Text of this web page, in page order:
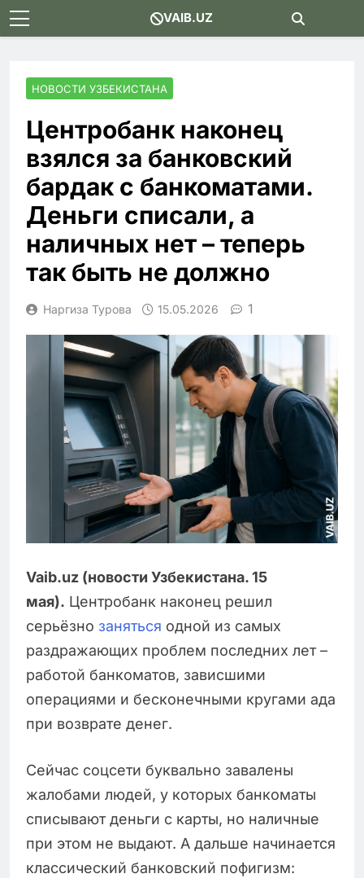
Skip
to
VAIB.UZ
НОВОСТИ УЗБЕКИСТАНА
Центробанк наконец
взялся за банковский
бардак с банкоматами.
Деньги списали, а
наличных нет – теперь
так быть не должно
Наргиза Турова 15.05.2026 1
Vaib.uz (новости Узбекистана. 15
мая). Центробанк наконец решил
серьёзно заняться одной из самых
раздражающих проблем последних лет –
работой банкоматов, зависшими
операциями и бесконечными кругами ада
при возврате денег.
Сейчас соцсети буквально завалены
жалобами людей, у которых банкоматы
списывают деньги с карты, но наличные
при этом не выдают. А дальше начинается
классический банковский пофигизм: